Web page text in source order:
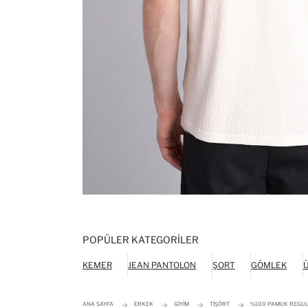
POPÜLER KATEGORILER
KEMER JEAN PANTOLON ŞORT GÖMLEK
ANA SAYFA ERKEK GIYIM TIŞÖRT %100 PAMUK